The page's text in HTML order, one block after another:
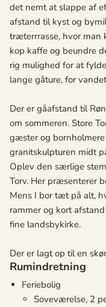
det nemt at slappe af
afstand til kyst og
træterrrasse, hvor man
kop kaffe og beundre
rig mulighed for at
lange gåture, for
Der er gåafstand til
om sommeren. Store
gæster og
granitskulpturen midt
Oplev den særlige
Torv. Her præsenterer
Mens I bor tæt på alt,
rammer og kort
fine landsbykirke.
Der er lagt op til en
Rumindretning
Feriebolig
Soveværelse, 2